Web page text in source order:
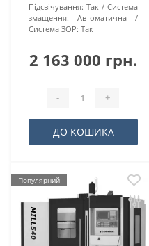
Підсвічування: Так
Система
змащення:
Автоматична
Система ЗОР: Так
2 163 000 грн.
- +
ДО КОШИКА
Популярний